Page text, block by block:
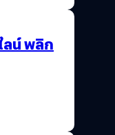
ลน์ พลิก